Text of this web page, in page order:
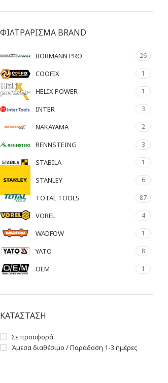
ΦΙΛΤΡΑΡΙΣΜΑ BRAND
BORMANN PRO 26
COOFIX 1
HELIX POWER 1
INTER 3
NAKAYAMA 2
RENNSTEING 3
STABILA 1
STANLEY 6
TOTAL TOOLS 87
VOREL 4
WADFOW 1
YATO 8
ΟΕΜ 1
ΚΑΤΑΣΤΑΣΗ
Σε προσφορά
Άμεσα διαθέσιμο / Παράδοση 1-3 ημέρες